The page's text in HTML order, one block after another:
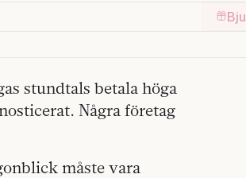
stundtals betala höga
Några företag
måste vara